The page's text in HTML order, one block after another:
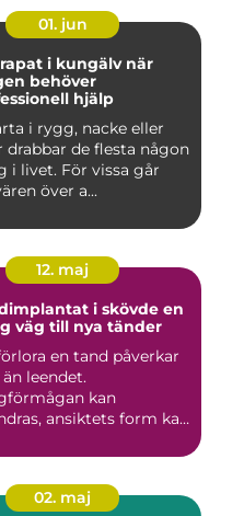
01. jun
i kungälv när
behöver
hjälp
i rygg, nacke eller
drabbar de flesta någon
i livet. För vissa går
över a...
12. maj
i skövde en
väg till nya tänder
en tand påverkar
leendet.
kan
ansiktets form kan
02. maj